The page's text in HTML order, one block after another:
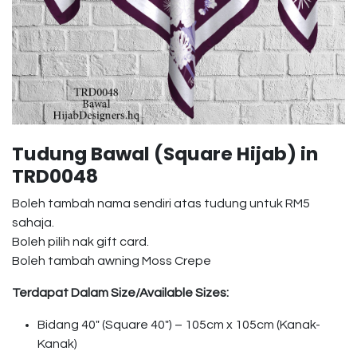
Tudung Bawal (Square Hijab) in
TRD0048
Boleh tambah nama sendiri atas tudung untuk RM5
sahaja.
Boleh pilih nak gift card.
Boleh tambah awning Moss Crepe
Terdapat Dalam Size/Available Sizes:
Bidang 40″ (Square 40″) – 105cm x 105cm (Kanak-
Kanak)